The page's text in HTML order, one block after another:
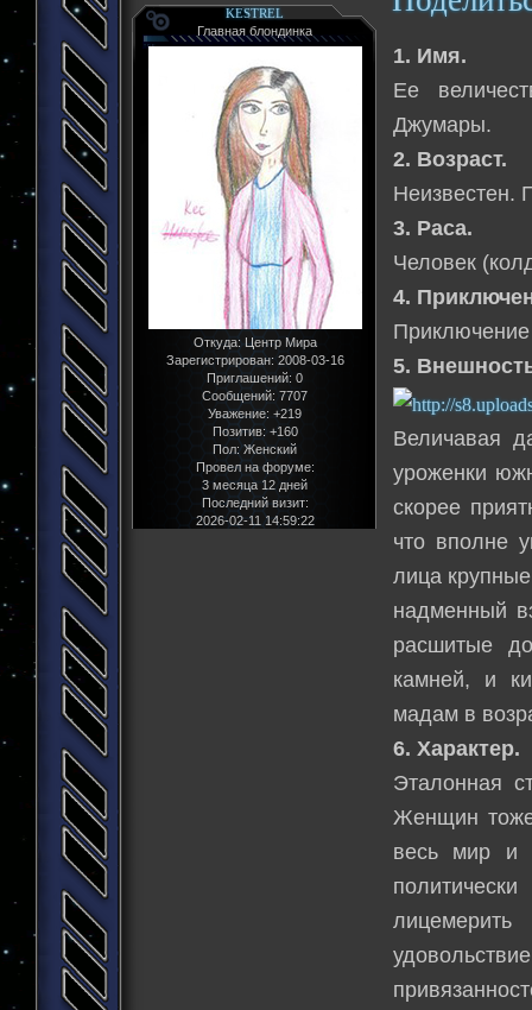
KESTREL
Главная блондинка
Откуда: Центр Мира
Зарегистрирован: 2008-03-16
Приглашений: 0
Сообщений: 7707
Уважение: +219
Позитив: +160
Пол:Женский
Провел на форуме:
3 месяца 12 дней
Последний визит:
2026-02-11 14:59:22
1. Имя.
Ее
Джумары.
2. Возраст.
Неизвестен.
3. Раса.
Человек
4.
5.
Величавая
уроженки
скорее
что вполне
лица
надменный
расшитые
камней, и
мадам в
6. Характер.
Эталонная
Женщин
весь мир и